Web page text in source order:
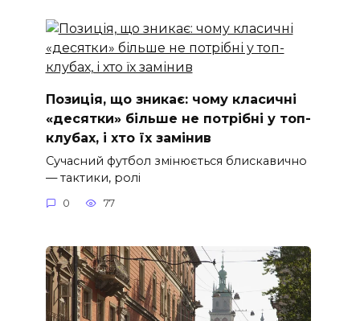
Позиція, що зникає: чому класичні
«десятки» більше не потрібні у топ-
клубах, і хто їх замінив
Сучасний футбол змінюється блискавично
— тактики, ролі
0 77